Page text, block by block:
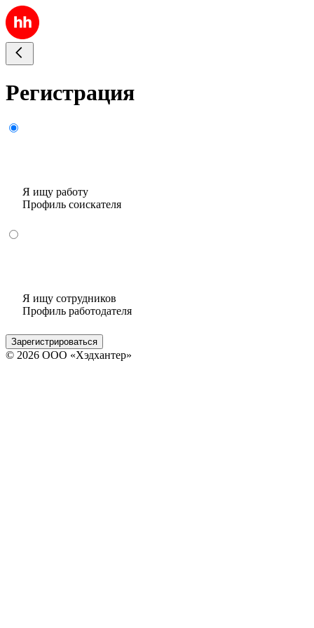
Регистрация
Я ищу работу
Профиль соискателя
Я ищу сотрудников
Профиль работодателя
Зарегистрироваться
© 2026 ООО «Хэдхантер»